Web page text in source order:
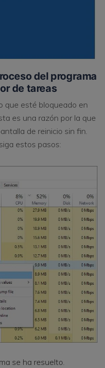
del programa
de tareas
que esté bloqueado en
es una razón por la que
de reinicio sin fin.
estos pasos:
se ha resuelto.